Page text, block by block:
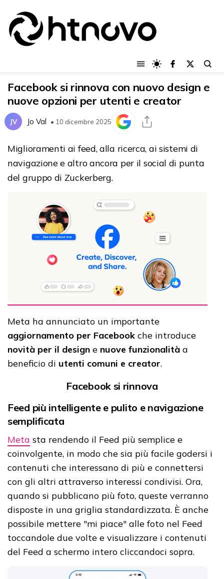
Facebook si rinnova con nuovo design e
nuove opzioni per utenti e creator
JV Jo Val • 10 dicembre 2025
Miglioramenti ai feed, alla ricerca, ai sistemi di
navigazione e altro ancora per il social di punta
del gruppo di Zuckerberg.
Meta ha annunciato un importante
aggiornamento per Facebook che introduce
novità per il design e nuove funzionalità a
beneficio di utenti comuni e creator.
Facebook si rinnova
Feed più intelligente e pulito e navigazione
semplificata
Meta sta rendendo il Feed più semplice e
coinvolgente, in modo che sia più facile godersi i
contenuti che interessano di più e connettersi
con gli altri attraverso interessi condivisi. Ora,
quando si pubblicano più foto, queste verranno
disposte in una griglia standardizzata. È anche
possibile mettere "mi piace" alle foto nel Feed
toccandole due volte e visualizzare i contenuti
del Feed a schermo intero cliccandoci sopra.